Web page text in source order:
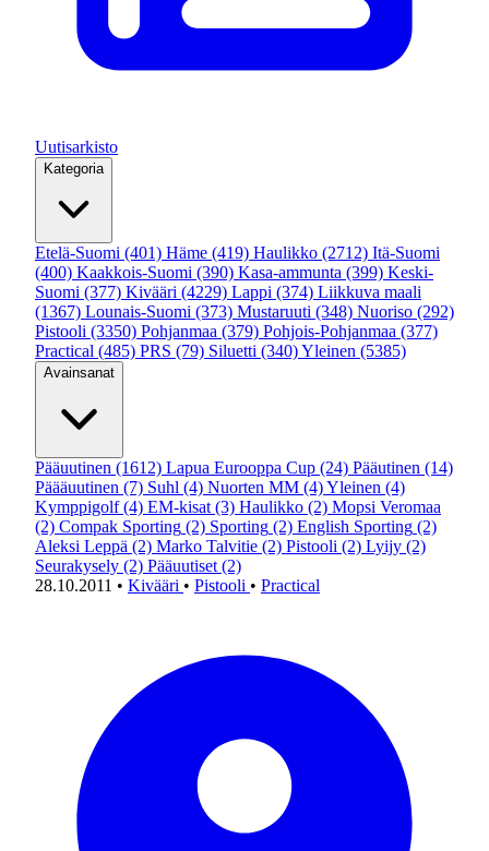
Uutisarkisto
Kategoria
Etelä-Suomi (401) Häme (419) Haulikko (2712) Itä-Suomi
(400) Kaakkois-Suomi (390) Kasa-ammunta (399) Keski-
Suomi (377) Kivääri (4229) Lappi (374) Liikkuva maali
(1367) Lounais-Suomi (373) Mustaruuti (348) Nuoriso (292)
Pistooli (3350) Pohjanmaa (379) Pohjois-Pohjanmaa (377)
Practical (485) PRS (79) Siluetti (340)Yleinen (5385)
Avainsanat
Pääuutinen (1612) Lapua Eurooppa Cup (24) Pääutinen (14)
Päääuutinen (7) Suhl (4) Nuorten MM (4)Yleinen (4)
Kymppigolf (4) EM-kisat (3) Haulikko (2) Mopsi Veromaa
(2) Compak Sporting (2) Sporting (2) English Sporting (2)
Aleksi Leppä (2) Marko Talvitie (2) Pistooli (2) Lyijy (2)
Seurakysely (2) Pääuutiset (2)
28.10.2011 • Kivääri • Pistooli • Practical